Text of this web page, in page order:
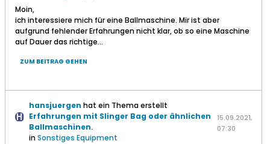
Moin,
ich interessiere mich für eine Ballmaschine. Mir ist aber
aufgrund fehlender Erfahrungen nicht klar, ob so eine Maschine
auf Dauer das richtige...
ZUM BEITRAG GEHEN
hansjuergen hat ein Thema erstellt
Erfahrungen mit Slinger Bag oder ähnlichen
Ballmaschinen.
inSonstiges Equipment
15.09.2021,
07:30